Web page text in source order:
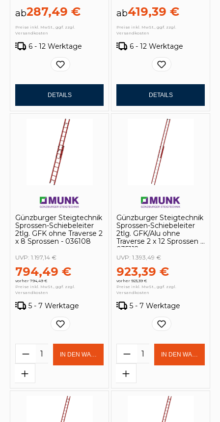
ab287,49 €
Preise inkl. MwSt., ggf. zzgl.
Versandkosten
6 - 12 Werktage
DETAILS
ab419,39 €
Preise inkl. MwSt., ggf. zzgl.
Versandkosten
6 - 12 Werktage
DETAILS
Günzburger Steigtechnik
Sprossen-Schiebeleiter
2tlg. GFK ohne Traverse 2
x 8 Sprossen - 036108
794,49 €
vorher 794,49 €
UVP: 1.197,14 €
Preise inkl. MwSt., ggf. zzgl.
Versandkosten
5 - 7 Werktage
Produkt Anzahl: Gib den
IN DEN WARENKORB
Günzburger Steigtechnik
Sprossen-Schiebeleiter
2tlg. GFK/Alu ohne
Traverse 2 x 12 Sprossen -
035112
923,39 €
vorher 923,39 €
UVP: 1.393,49 €
Preise inkl. MwSt., ggf. zzgl.
Versandkosten
5 - 7 Werktage
Produkt Anzahl:
IN DEN